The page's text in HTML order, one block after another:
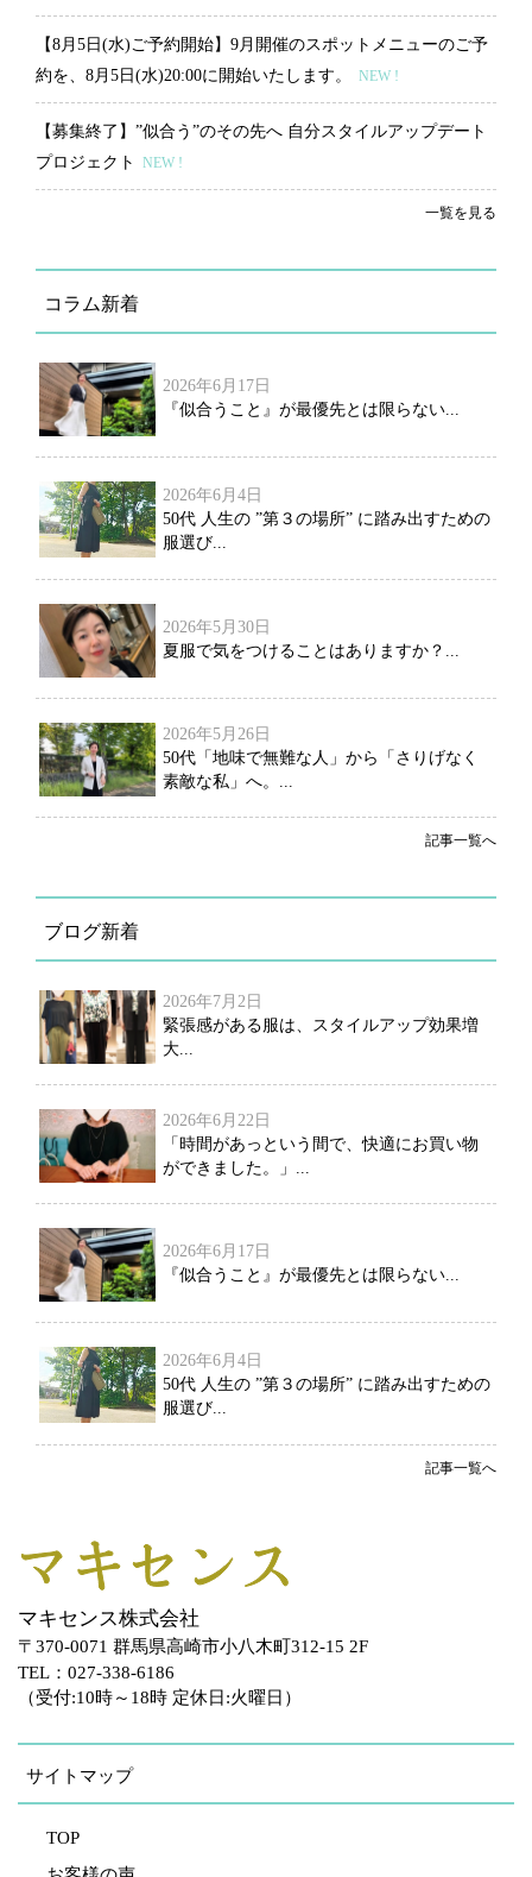
【8月5日(水)ご予約開始】9月開催のスポットメニューのご予
約を、8月5日(水)20:00に開始いたします。
NEW !
【募集終了】”似合う”のその先へ 自分スタイルアップデート
プロジェクト
NEW !
一覧を見る
コラム新着
2026年6月17日
『似合うこと』が最優先とは限らない...
2026年6月4日
50代 人生の ”第３の場所” に踏み出すための
服選び...
2026年5月30日
夏服で気をつけることはありますか？...
2026年5月26日
50代「地味で無難な人」から「さりげなく
素敵な私」へ。...
記事一覧へ
ブログ新着
2026年7月2日
緊張感がある服は、スタイルアップ効果増
大...
2026年6月22日
「時間があっという間で、快適にお買い物
ができました。」...
2026年6月17日
『似合うこと』が最優先とは限らない...
2026年6月4日
50代 人生の ”第３の場所” に踏み出すための
服選び...
記事一覧へ
マキセンス株式会社
〒370-0071 群馬県高崎市小八木町312-15 2F
TEL：027-338-6186
（受付:10時～18時 定休日:火曜日）
サイトマップ
TOP